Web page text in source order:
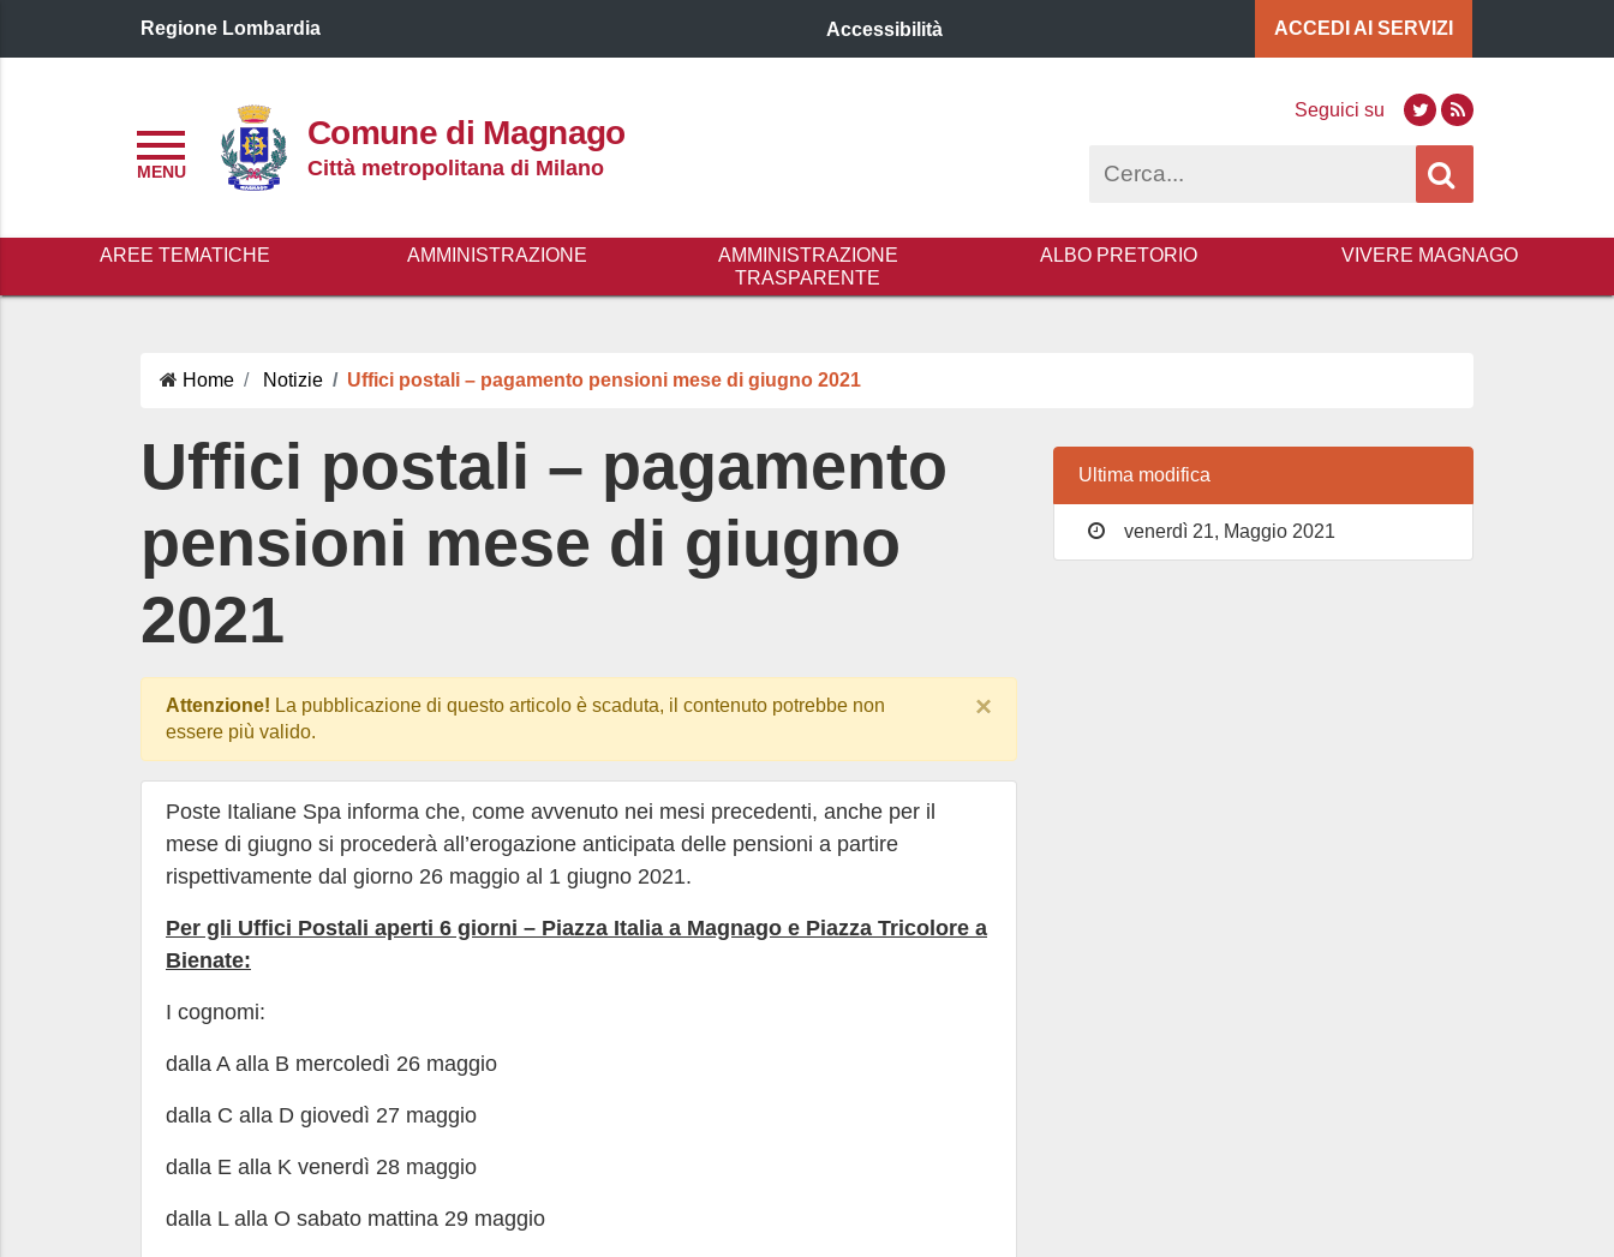
Regione Lombardia Accessibilità ACCEDI AI SERVIZI
Comune di Magnago
Città metropolitana di Milano
Seguici su TwitterRSS
AREE TEMATICHE AMMINISTRAZIONE
AMMINISTRAZIONE
TRASPARENTE
ALBO PRETORIO VIVERE MAGNAGO
Home Notizie Uffici postali – pagamento pensioni mese di giugno 2021
Uffici postali – pagamento
pensioni mese di giugno
2021
Attenzione! La pubblicazione di questo articolo è scaduta, il contenuto potrebbe non
essere più valido.
×
Poste Italiane Spa informa che, come avvenuto nei mesi precedenti, anche per il
mese di giugno si procederà all’erogazione anticipata delle pensioni a partire
rispettivamente dal giorno 26 maggio al 1 giugno 2021.
Per gli Uffici Postali aperti 6 giorni – Piazza Italia a Magnago e Piazza Tricolore a
Bienate:
I cognomi:
dalla A alla B mercoledì 26 maggio
dalla C alla D giovedì 27 maggio
dalla E alla K venerdì 28 maggio
dalla L alla O sabato mattina 29 maggio
Ultima modifica
venerdì 21, Maggio 2021